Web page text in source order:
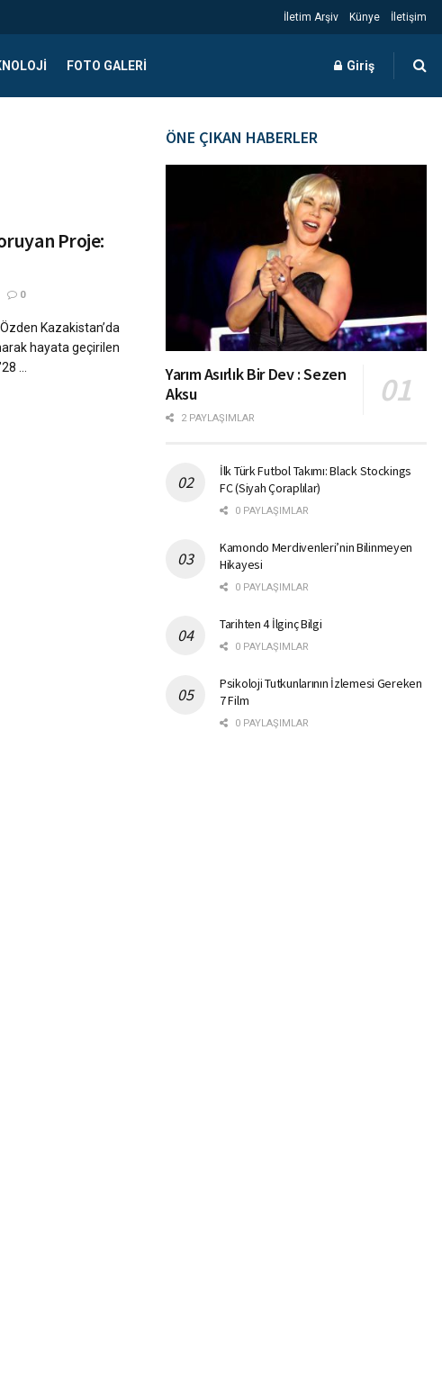
İletim Arşiv Künye İletişim
FOTO GALERI Giriş
Proje:
0
Kazakistan’da
hayata geçirilen
...
ÖNE ÇIKAN HABERLER
Yarım Asırlık Bir Dev : Sezen
Aksu
2 PAYLAŞIMLAR
İlk Türk Futbol Takımı: Black Stockings
FC (Siyah Çoraplılar)
0 PAYLAŞIMLAR
Kamondo Merdivenleri’nin Bilinmeyen
Hikayesi
0 PAYLAŞIMLAR
Tarihten 4 İlginç Bilgi
0 PAYLAŞIMLAR
Psikoloji Tutkunlarının İzlemesi Gereken
7 Film
0 PAYLAŞIMLAR